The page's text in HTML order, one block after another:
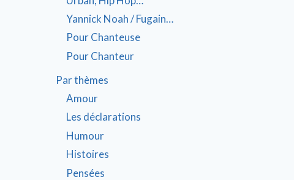
Yannick Noah / Fugain…
Pour Chanteuse
Pour Chanteur
Par thèmes
Amour
Les déclarations
Humour
Histoires
Pensées